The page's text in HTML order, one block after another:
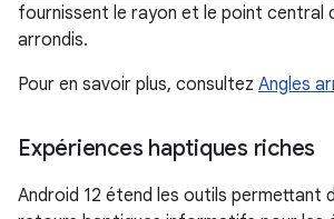
fournissent le rayon et le point central
arrondis.
Pour en savoir plus, consultez Angles
Expériences haptiques riches
Android 12 étend les outils permettant